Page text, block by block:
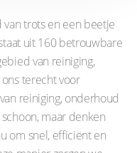
van trots en een beetje
uit 160 betrouwbare
van reiniging,
terecht voor
reiniging, onderhoud
maar denken
om snel, efficiënt en